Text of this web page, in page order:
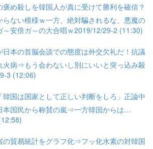
褒め殺しを韓国人が真に受けて勝利を確信？
らない模様ｗ一方、絶対騙されるな、悪魔の
～安倍ガ～の大合唱ｗ2019/12/29-2 (11:30)
日本の首脳会談での態度は外交欠礼だ！抗議
火病⇒もう会わないし別にいいと突っ込み殺
3 (12:06)
韓国は国家として正しい判断をしろ」正論中
本国民から称賛の嵐⇒一方韓国からは…
の貿易統計をグラフ化⇒フッ化水素の対韓国